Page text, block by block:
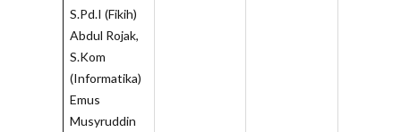
S.Pd.I (Fikih)
Abdul Rojak,
S.Kom
(Informatika)
Emus
Musyruddin